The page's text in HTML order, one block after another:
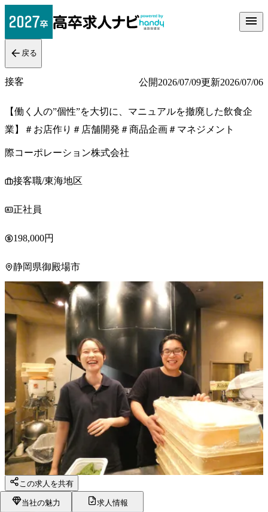
戻る
接客 公開2026/07/09更新2026/07/06
【働く人の”個性”を大切に、マニュアルを撤廃した飲食企
業】＃お店作り＃店舗開発＃商品企画＃マネジメント
際コーポレーション株式会社
接客職/東海地区
正社員
198,000円
静岡県御殿場市
この求人を共有
当社の魅力 求人情報